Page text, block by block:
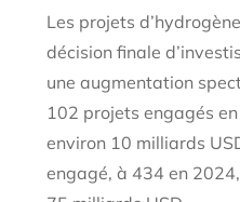
Les projets
décision finale
une augmentation
102 projets engagés
environ 10 milliards
engagé, à 434 en